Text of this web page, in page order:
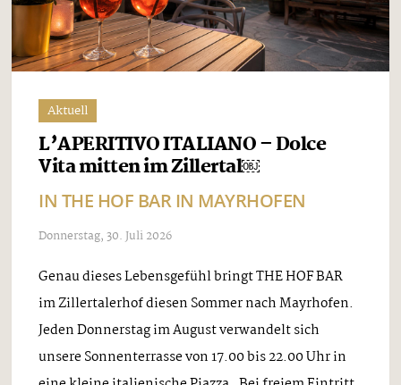
Aktuell
L’APERITIVO ITALIANO – Dolce
Vita mitten im Zillertal￼
IN THE HOF BAR IN MAYRHOFEN
Donnerstag, 30. Juli 2026
Genau dieses Lebensgefühl bringt THE HOF BAR
im Zillertalerhof diesen Sommer nach Mayrhofen.
Jeden Donnerstag im August verwandelt sich
unsere Sonnenterrasse von 17.00 bis 22.00 Uhr in